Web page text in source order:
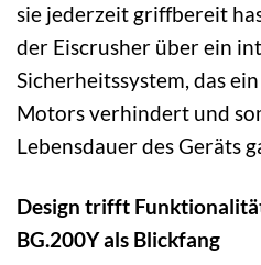
sie jederzeit griffbereit
der Eiscrusher über ein
Sicherheitssystem, das
Motors verhindert und
Lebensdauer des Geräts
Design trifft
BG.200Y als Blickfang